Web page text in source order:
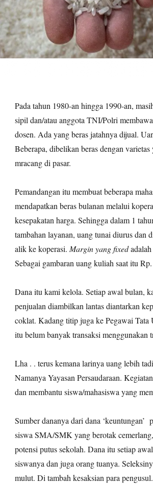
Pada tahun 1980-an hingga 1990-an,
sipil dan/atau anggota TNI/Polri
dosen. Ada yang beras jatahnya dijual.
Beberapa, dibelikan beras dengan
mracang di pasar.
Pemandangan itu membuat beberapa
mendapatkan beras bulanan melalui
kesepakatan harga. Sehingga dalam 1
tambahan layanan, uang tunai diurus dan
alik ke koperasi. Margin yang fixedadalah
Sebagai gambaran uang kuliah saat itu
Dana itu kami kelola. Setiap awal bulan,
penjualan diambilkan lantas diantarkan
coklat. Kadang titip juga ke Pegawai
itu belum banyak transaksi menggunakan
Lha . . terus kemana larinya uang lebih
Namanya Yayasan Persaudaraan.
dan membantu siswa/mahasiswa yang
Sumber dananya dari dana ‘keuntungan’
siswa SMA/SMK yang berotak
potensi putus sekolah. Dana itu setiap
siswanya dan juga orang tuanya.
mulut. Di tambah kesaksian para pengusul.